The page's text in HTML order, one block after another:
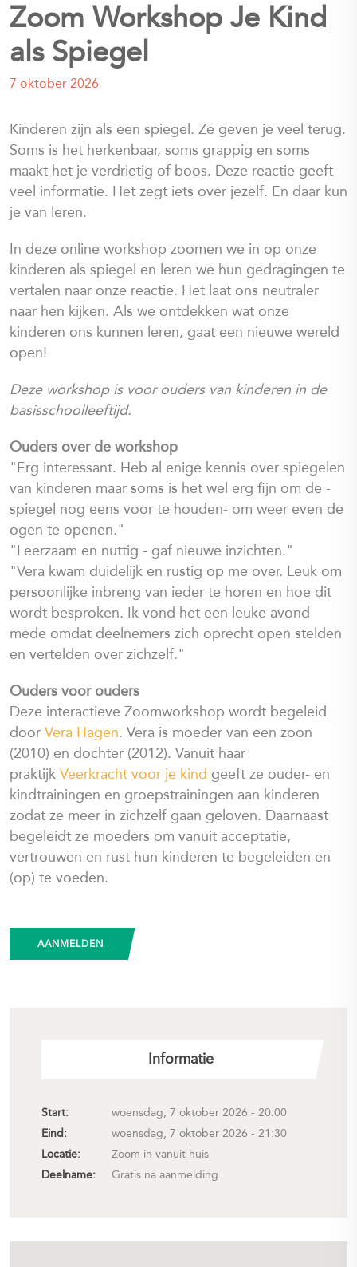
Zoom Workshop Je Kind
als Spiegel
7 oktober 2026
Kinderen zijn als een spiegel. Ze geven je veel terug.
Soms is het herkenbaar, soms grappig en soms
maakt het je verdrietig of boos. Deze reactie geeft
veel informatie. Het zegt iets over jezelf. En daar kun
je van leren.
In deze online workshop zoomen we in op onze
kinderen als spiegel en leren we hun gedragingen te
vertalen naar onze reactie. Het laat ons neutraler
naar hen kijken. Als we ontdekken wat onze
kinderen ons kunnen leren, gaat een nieuwe wereld
open!
Deze workshop is voor ouders van kinderen in de
basisschoolleeftijd.
Ouders over de workshop
"Erg interessant. Heb al enige kennis over spiegelen
van kinderen maar soms is het wel erg fijn om de -
spiegel nog eens voor te houden- om weer even de
ogen te openen."
"Leerzaam en nuttig - gaf nieuwe inzichten."
"Vera kwam duidelijk en rustig op me over. Leuk om
persoonlijke inbreng van ieder te horen en hoe dit
wordt besproken. Ik vond het een leuke avond
mede omdat deelnemers zich oprecht open stelden
en vertelden over zichzelf."
Ouders voor ouders
Deze interactieve Zoomworkshop wordt begeleid
door Vera Hagen. Vera is moeder van een zoon
(2010) en dochter (2012). Vanuit haar
praktijk Veerkracht voor je kind geeft ze ouder- en
kindtrainingen en groepstrainingen aan kinderen
zodat ze meer in zichzelf gaan geloven. Daarnaast
begeleidt ze moeders om vanuit acceptatie,
vertrouwen en rust hun kinderen te begeleiden en
(op) te voeden.
AANMELDEN
Informatie
Start:
woensdag, 7 oktober 2026 - 20:00
Eind:
woensdag, 7 oktober 2026 - 21:30
Locatie:
Zoom in vanuit huis
Deelname:
Gratis na aanmelding